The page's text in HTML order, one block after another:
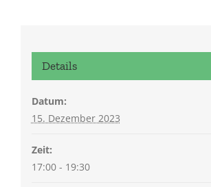
Details
Datum:
15. Dezember 2023
Zeit:
17:00 - 19:30